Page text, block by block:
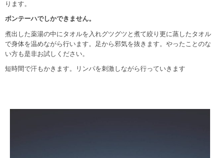
ります。
ボンテーハでしかできません。
煮出した薬湯の中にタオルを入れグツグツと煮て絞り更に蒸したタオル
で身体を温めながら行います。足から邪気を抜きます。やったことのな
い方も是非お試しください。
短時間で汗もかきます。リンパを刺激しながら行っていきます